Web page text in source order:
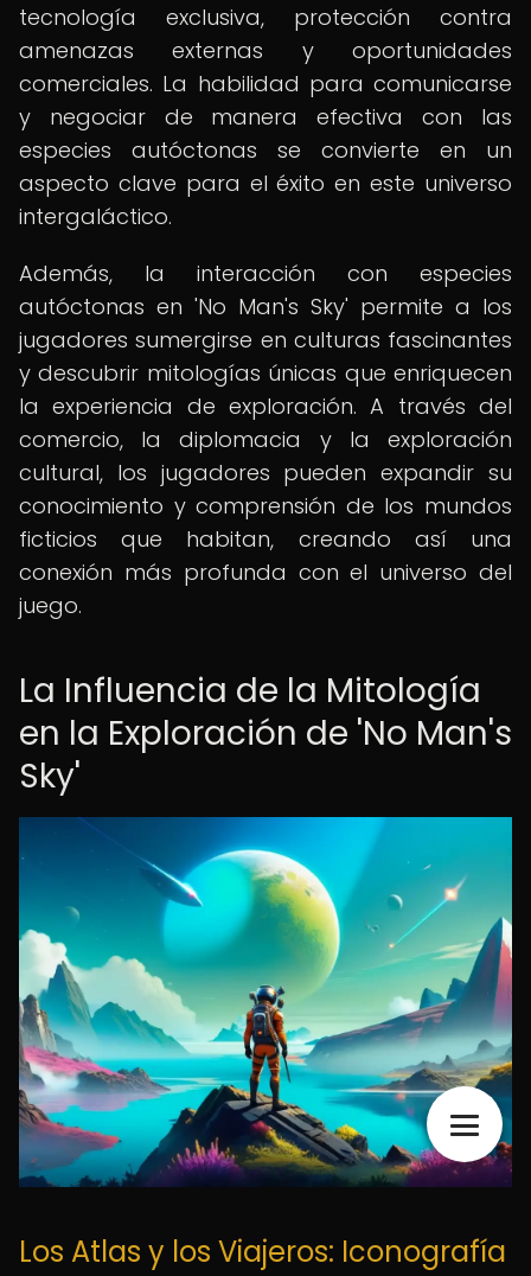
tecnología exclusiva, protección contra
amenazas externas y oportunidades
comerciales. La habilidad para comunicarse
y negociar de manera efectiva con las
especies autóctonas se convierte en un
aspecto clave para el éxito en este universo
intergaláctico.
Además, la interacción con especies
autóctonas en 'No Man's Sky' permite a los
jugadores sumergirse en culturas fascinantes
y descubrir mitologías únicas que enriquecen
la experiencia de exploración. A través del
comercio, la diplomacia y la exploración
cultural, los jugadores pueden expandir su
conocimiento y comprensión de los mundos
ficticios que habitan, creando así una
conexión más profunda con el universo del
juego.
La Influencia de la Mitología
en la Exploración de 'No Man's
Sky'
Los Atlas y los Viajeros: Iconografía